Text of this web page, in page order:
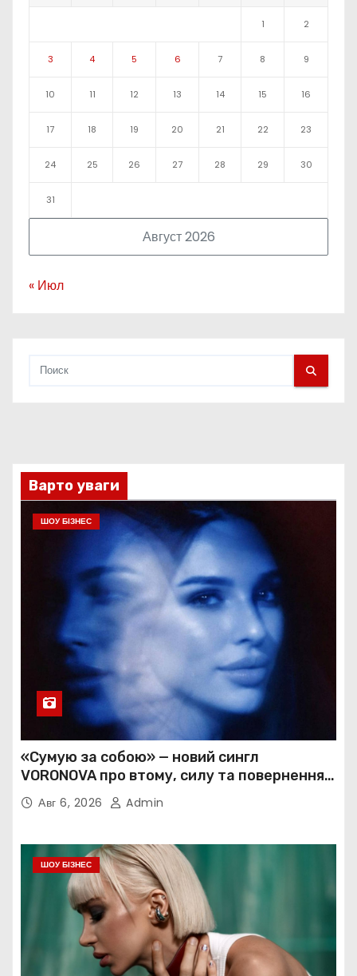
Август 2026
1 2
3 4 5 6 7 8 9
10 11 12 13 14 15 16
17 18 19 20 21 22 23
24 25 26 27 28 29 30
31
« Июл
Варто уваги
ШОУ БІЗНЕС
«Сумую за собою» — новий сингл
VORONOVA про втому, силу та повернення
до себе
Авг 6, 2026 Admin
ШОУ БІЗНЕС